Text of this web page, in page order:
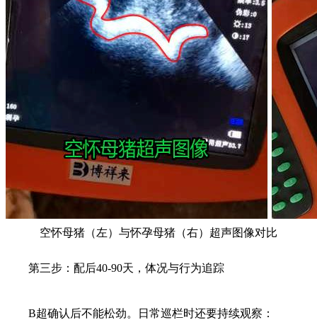
空怀母猪（左）与怀孕母猪（右）超声图像对比
第三步：配后40-90天，体况与行为追踪
B超确认后不能松劲。日常巡栏时还要持续观察：